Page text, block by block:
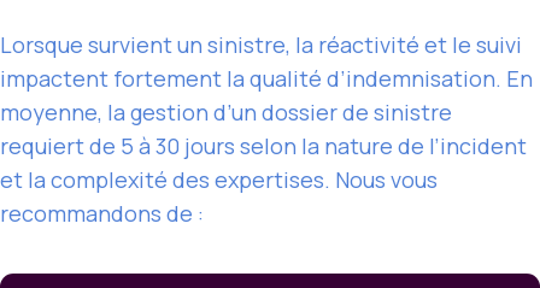
Lorsque survient un sinistre, la réactivité et le suivi
impactent fortement la qualité d’indemnisation. En
moyenne, la gestion d’un dossier de sinistre
requiert de 5 à 30 jours selon la nature de l’incident
et la complexité des expertises. Nous vous
recommandons de :